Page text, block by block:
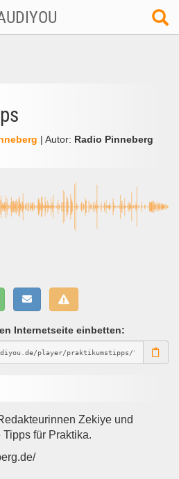
| Autor: Radio Pinneberg
Internetseite einbetten:
Zekiye und
für Praktika.